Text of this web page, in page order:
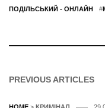
ПОДІЛЬСЬКИЙ - ОНЛАЙН
#
PREVIOUS ARTICLES